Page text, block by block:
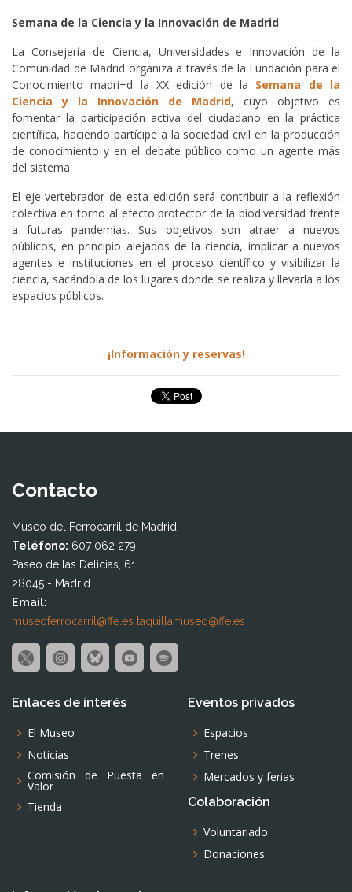
Semana de la Ciencia y la Innovación de Madrid
La Consejería de Ciencia, Universidades e Innovación de la
Comunidad de Madrid organiza a través de la Fundación para el
Conocimiento madri+d la XX edición de la Semana de la
Ciencia y la Innovación de Madrid, cuyo objetivo es
fomentar la participación activa del ciudadano en la práctica
científica, haciendo partícipe a la sociedad civil en la producción
de conocimiento y en el debate público como un agente más
del sistema.
El eje vertebrador de esta edición será contribuir a la reflexión
colectiva en torno al efecto protector de la biodiversidad frente
a futuras pandemias. Sus objetivos son atraer a nuevos
públicos, en principio alejados de la ciencia, implicar a nuevos
agentes e instituciones en el proceso científico y visibilizar la
ciencia, sacándola de los lugares donde se realiza y llevarla a los
espacios públicos.
¡Información y reservas!
Contacto
Museo del Ferrocarril de Madrid
Teléfono: 607 062 279
Paseo de las Delicias, 61
28045 - Madrid
Email:
museoferrocarril@ffe.es taquillamuseo@ffe.es
Enlaces de interés
El Museo
Noticias
Comisión de Puesta en
Valor
Tienda
Eventos privados
Espacios
Trenes
Mercados y ferias
Colaboración
Voluntariado
Donaciones